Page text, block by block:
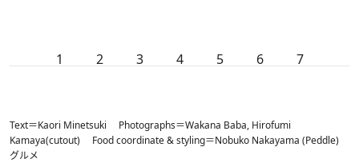
1 2 3 4 5 6 7
Text＝Kaori Minetsuki Photographs＝Wakana Baba, Hirofumi
Kamaya(cutout) Food coordinate & styling＝Nobuko Nakayama (Peddle)
グルメ